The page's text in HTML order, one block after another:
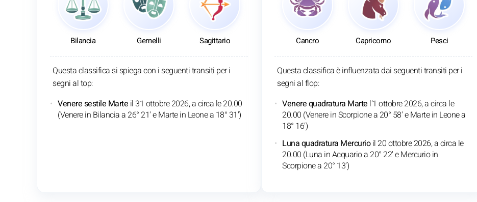
Bilancia Gemelli Sagittario
Questa classifica si spiega con i seguenti transiti per i
segni al top:
Venere sestile Marte il 31 ottobre 2026, a circa le 20.00
(Venere in Bilancia a 26° 21' e Marte in Leone a 18° 31')
Cancro Capricorno Pesci
Questa classifica è influenzata dai seguenti transiti per i
segni al flop:
Venere quadratura Marte l'1 ottobre 2026, a circa le
20.00 (Venere in Scorpione a 20° 58' e Marte in Leone a
18° 16')
Luna quadratura Mercurioil 20 ottobre 2026, a circa le
20.00 (Luna in Acquario a 20° 22' e Mercurio in
Scorpione a 20° 13')